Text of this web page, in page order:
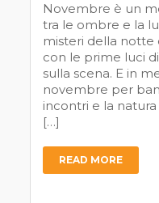
Novembre è un
tra le ombre e la
misteri della notte
con le prime luci
sulla scena. E in
novembre per
incontri e la
[…]
READ MORE